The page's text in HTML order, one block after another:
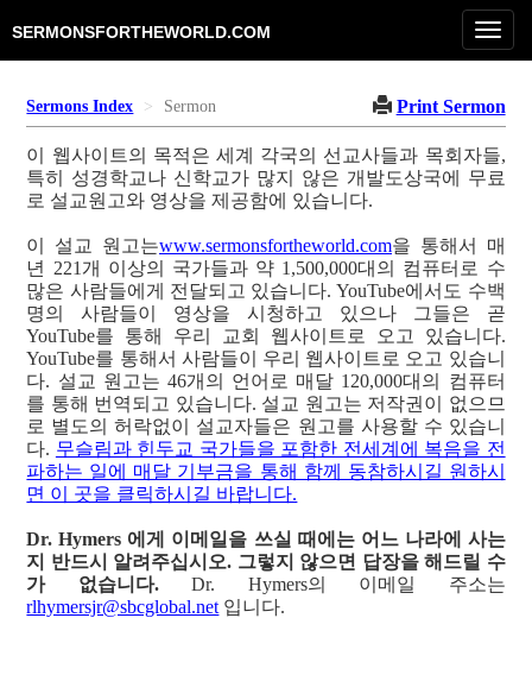
SERMONSFORTHEWORLD.COM
Sermons Index Sermon Print Sermon
이 웹사이트의 목적은 세계 각국의 선교사들과 목회자들,
특히 성경학교나 신학교가 많지 않은 개발도상국에 무료
로 설교원고와 영상을 제공함에 있습니다.
이 설교 원고는www.sermonsfortheworld.com을 통해서 매
년 221개 이상의 국가들과 약 1,500,000대의 컴퓨터로 수
많은 사람들에게 전달되고 있습니다. YouTube에서도 수백
명의 사람들이 영상을 시청하고 있으나 그들은 곧
YouTube를 통해 우리 교회 웹사이트로 오고 있습니다.
YouTube를 통해서 사람들이 우리 웹사이트로 오고 있습니
다. 설교 원고는 46개의 언어로 매달 120,000대의 컴퓨터
를 통해 번역되고 있습니다. 설교 원고는 저작권이 없으므
로 별도의 허락없이 설교자들은 원고를 사용할 수 있습니
다. 무슬림과 힌두교 국가들을 포함한 전세계에 복음을 전
파하는 일에 매달 기부금을 통해 함께 동참하시길 원하시
면 이 곳을 클릭하시길 바랍니다.
Dr. Hymers 에게 이메일을 쓰실 때에는 어느 나라에 사는
지 반드시 알려주십시오. 그렇지 않으면 답장을 해드릴 수
가 없습니다.Dr. Hymers의 이메일 주소는
rlhymersjr@sbcglobal.net 입니다.